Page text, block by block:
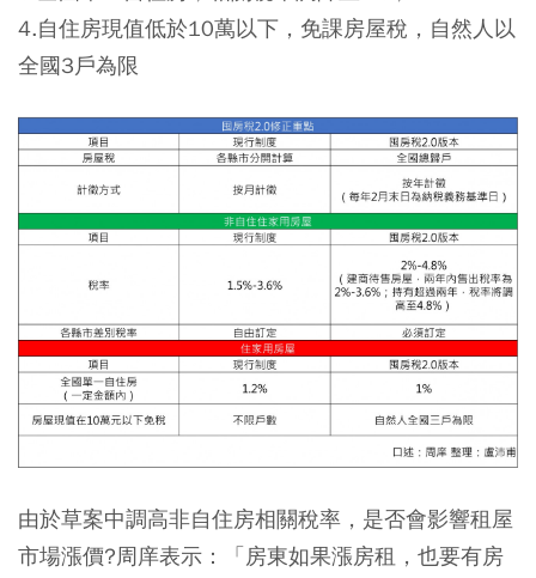
4.自住房現值低於10萬以下，免課房屋稅，自然人以
全國3戶為限
由於草案中調高非自住房相關稅率，是否會影響租屋
市場漲價?周庠表示：「房東如果漲房租，也要有房